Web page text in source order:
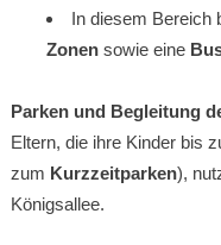
In diesem Bereich
Zonensowie eine
Parken und Begleitung
Eltern, die ihre Kinder bis
zum Kurzzeitparken),
Königsallee.